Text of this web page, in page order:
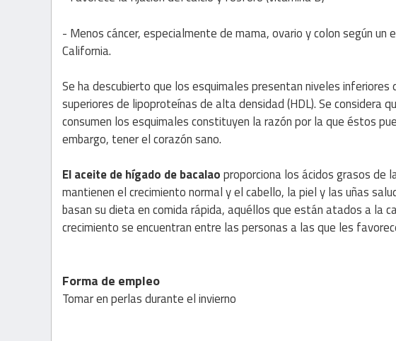
- Menos cáncer, especialmente de mama, ovario y colon según
California.
Se ha descubierto que los esquimales presentan niveles
superiores de lipoproteínas de alta densidad (HDL). Se considera
consumen los esquimales constituyen la razón por la que éstos
embargo, tener el corazón sano.
El aceite de hígado de bacalaoproporciona los ácidos grasos de
mantienen el crecimiento normal y el cabello, la piel y las uñas
basan su dieta en comida rápida, aquéllos que están atados a la
crecimiento se encuentran entre las personas a las que les
Forma de empleo
Tomar en perlas durante el invierno